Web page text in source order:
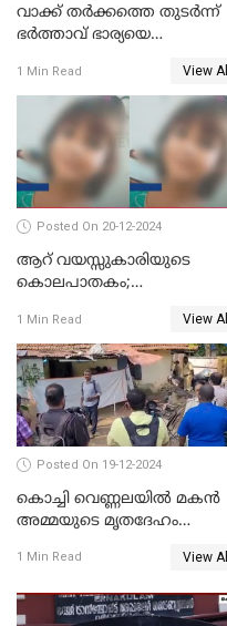
വാക്ക് തര്‍ക്കത്തെ തുടര്‍ന്ന്
ഭര്‍ത്താവ് ഭാര്യയെ
1 Min Read View All
Posted On 20-12-2024
ആറ് വയസ്സുകാരിയുടെ
കൊലപാതകം;
ബന്ധമില്ലെന്ന് സ്ഥിരീകരണം
1 Min Read View All
Posted On 19-12-2024
കൊച്ചി വെണ്ണലയില്‍ മകന്‍
അമ്മയുടെ മൃതദേഹം
1 Min Read View All